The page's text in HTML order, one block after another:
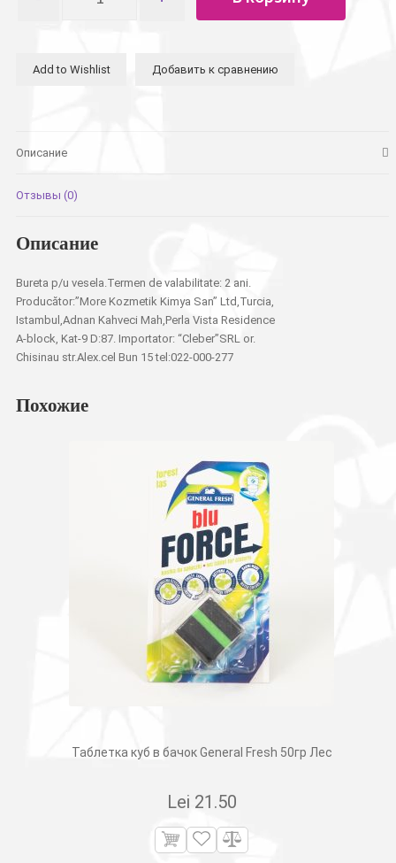
Acord/Supaktel/Polina/Mare/Ramax
Add to Wishlist Добавить к сравнению
Описание
Отзывы (0)
Описание
Bureta p/u vesela.Termen de valabilitate: 2 ani.
Producător:”More Kozmetik Kimya San” Ltd,Turcia,
Istambul,Adnan Kahveci Mah,Perla Vista Residence
A-block, Kat-9 D:87. Importator: “Cleber”SRL or.
Chisinau str.Alex.cel Bun 15 tel:022-000-277
Похожие
Таблетка куб в бачок General Fresh 50гр Лес
Lei 21.50